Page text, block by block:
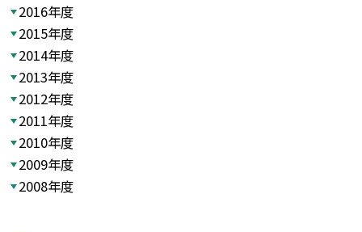
2016年度
2015年度
2014年度
2013年度
2012年度
2011年度
2010年度
2009年度
2008年度